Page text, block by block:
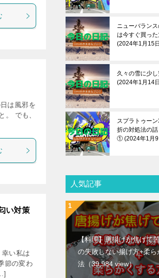
は風邪を
。 でも、
い対策
い私は
節の変わ
ニューバラン
は今すぐ買った
2024年1月15日
久々の雪に少
2024年1月14日
スプラトゥー
折の対処法の
① 2024年1月9
人気記事
【料理】唐揚げが焦げて
の失敗しない揚げ方+柔
法 （39,984 view）